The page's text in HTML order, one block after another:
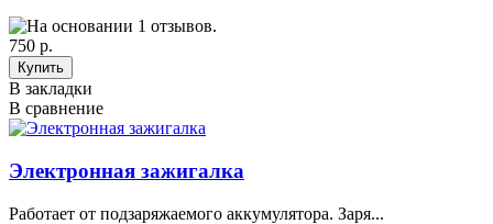
750 р.
В закладки
В сравнение
Электронная зажигалка
Работает от подзаряжаемого аккумулятора. Заря...